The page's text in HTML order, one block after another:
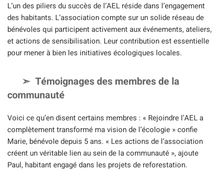
L’un des piliers du succès de l’AEL réside dans l’engagement
des habitants. L’association compte sur un solide réseau de
bénévoles qui participent activement aux événements, ateliers,
et actions de sensibilisation. Leur contribution est essentielle
pour mener à bien les initiatives écologiques locales.
Témoignages des membres de la
communauté
Voici ce qu’en disent certains membres : « Rejoindre l’AEL a
complètement transformé ma vision de l’écologie » confie
Marie, bénévole depuis 5 ans. « Les actions de l’association
créent un véritable lien au sein de la communauté », ajoute
Paul, habitant engagé dans les projets de reforestation.